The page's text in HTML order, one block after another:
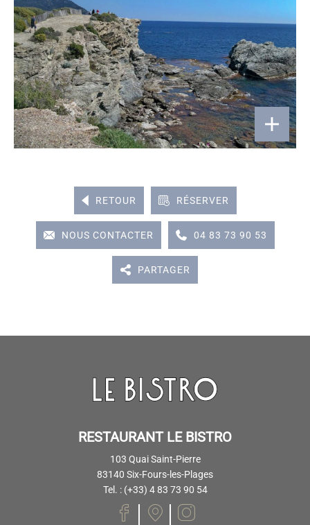
RETOUR RÉSERVER
NOUS CONTACTER 04 83 73 90 53
PARTAGER
RESTAURANT LE BISTRO
103 Quai Saint-Pierre
83140 Six-Fours-les-Plages
Tel. : (+33) 4 83 73 90 54